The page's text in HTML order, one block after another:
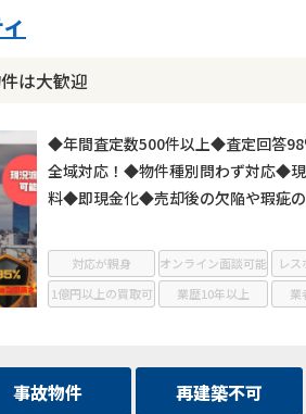
は大歓迎
◆年間査定数500件以上◆査定回答
全域対応！◆物件種別問わず対応◆
料◆即現金化◆売却後の欠陥や瑕疵
事故物件 再建築不可
対応が親身 オンライン面談可能 レ
1億円以上の買取可
業歴10年以上 業